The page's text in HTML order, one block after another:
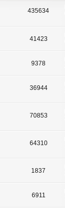
435634
41423
9378
36944
70853
64310
1837
6911